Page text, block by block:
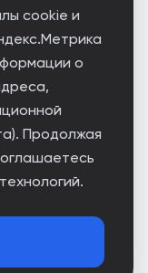
cookie и
о
Продолжая